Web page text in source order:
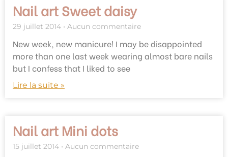
Nail art Sweet daisy
29 juillet 2014 Aucun commentaire
New week, new manicure! I may be disappointed
more than one last week wearing almost bare nails
but I confess that I liked to see
Lire la suite »
Nail art Mini dots
15 juillet 2014 Aucun commentaire